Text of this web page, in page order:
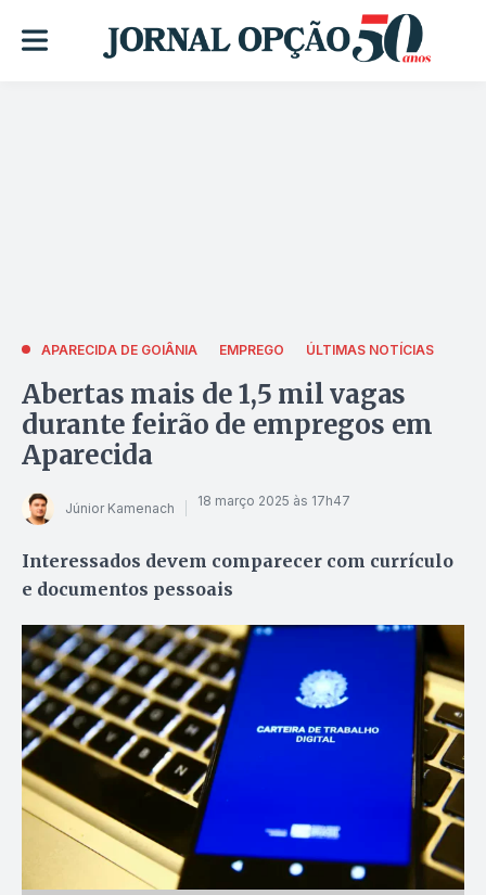
APARECIDA DE GOIÂNIA EMPREGO ÚLTIMAS NOTÍCIAS
Abertas mais de 1,5 mil vagas
durante feirão de empregos em
Aparecida
Júnior Kamenach 18 março 2025 às 17h47
Interessados devem comparecer com currículo
e documentos pessoais